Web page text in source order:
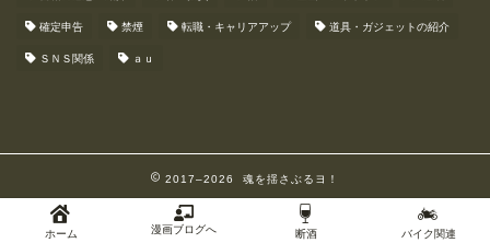
確定申告 禁煙 転職・キャリアアップ 道具・ガジェットの紹介
ＳＮＳ関係 ａｕ
2017–2026 魂を揺さぶるヨ！
ホーム 漫画ブログへ 断酒 バイク関連